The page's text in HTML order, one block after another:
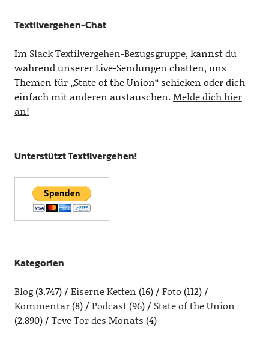
Textilvergehen-Chat
Im Slack Textilvergehen-Bezugsgruppe, kannst du
während unserer Live-Sendungen chatten, uns
Themen für „State of the Union“ schicken oder dich
einfach mit anderen austauschen.Melde dich hier
an!
Unterstützt Textilvergehen!
Kategorien
Blog(3.747) Eiserne Ketten (16) Foto (112)
Kommentar(8) Podcast(96)
State of the Union
(2.890)
Teve Tor des Monats (4)